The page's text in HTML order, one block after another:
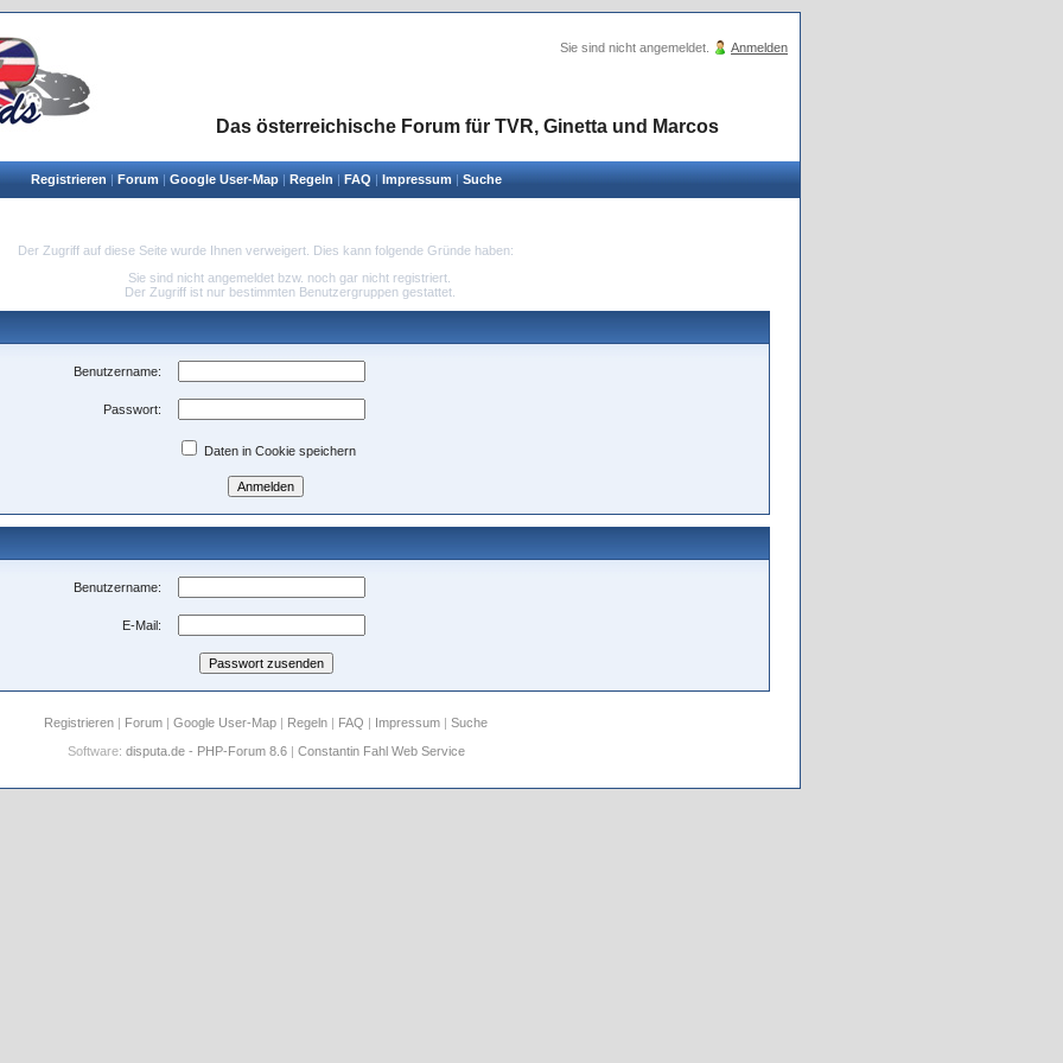
Sie sind nicht angemeldet. Anmelden
Das österreichische Forum für TVR, Ginetta und Marcos
Registrieren|Forum|Google User-Map|Regeln|FAQ|Impressum|Suche
Der Zugriff auf diese Seite wurde Ihnen verweigert. Dies kann folgende Gründe haben:
Sie sind nicht angemeldet bzw. noch gar nicht registriert.
Der Zugriff ist nur bestimmten Benutzergruppen gestattet.
Benutzername:
Passwort:
Daten in Cookie speichern
Benutzername:
E-Mail:
Registrieren Forum Google User-Map Regeln FAQ Impressum
Suche
Software: disputa.de - PHP-Forum 8.6| Constantin Fahl Web Service